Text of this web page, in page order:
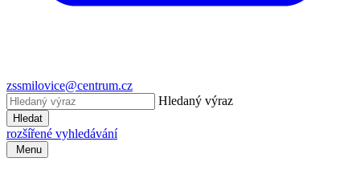
zssmilovice@centrum.cz
Hledaný výraz
Hledat
rozšířené vyhledávání
Menu